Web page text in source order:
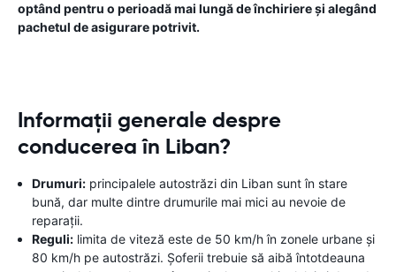
optând pentru o perioadă mai lungă de închiriere și alegând
pachetul de asigurare potrivit.
Informații generale despre
conducerea în Liban?
Drumuri: principalele autostrăzi din Liban sunt în stare
bună, dar multe dintre drumurile mai mici au nevoie de
reparații.
Reguli: limita de viteză este de 50 km/h în zonele urbane și
80 km/h pe autostrăzi. Șoferii trebuie să aibă întotdeauna